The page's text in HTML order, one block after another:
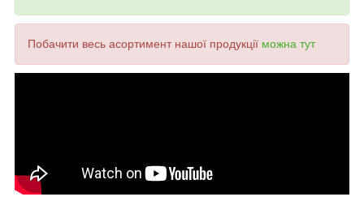
Побачити весь асортимент нашої продукції можна тут